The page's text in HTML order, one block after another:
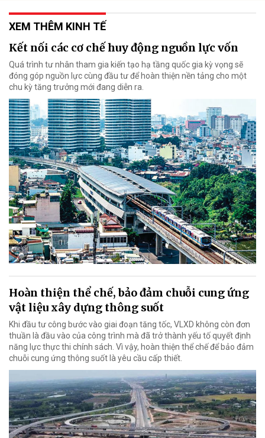
XEM THÊM KINH TẾ
Kết nối các cơ chế huy động nguồn lực vốn
Quá trình tư nhân tham gia kiến tạo hạ tầng quốc gia kỳ vọng sẽ
đóng góp nguồn lực cùng đầu tư để hoàn thiện nền tảng cho một
chu kỳ tăng trưởng mới đang diễn ra.
Hoàn thiện thể chế, bảo đảm chuỗi cung ứng
vật liệu xây dựng thông suốt
Khi đầu tư công bước vào giai đoạn tăng tốc, VLXD không còn đơn
thuần là đầu vào của công trình mà đã trở thành yếu tố quyết định
năng lực thực thi chính sách. Vì vậy, hoàn thiện thể chế để bảo đảm
chuỗi cung ứng thông suốt là yêu cầu cấp thiết.